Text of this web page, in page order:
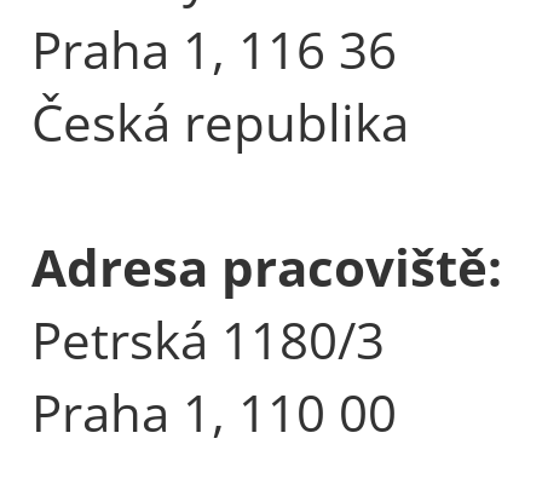
Praha 1, 116 36
Česká republika
Adresa pracoviště:
Petrská 1180/3
Praha 1, 110 00